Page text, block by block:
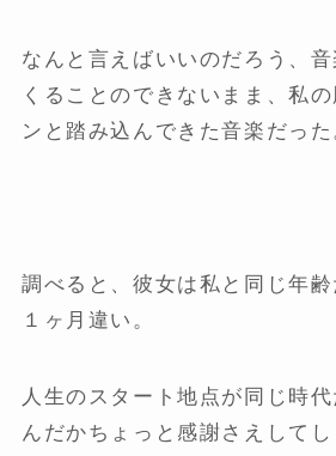
なんと言えばいいのだろう、音
くることのできないまま、私
ンと踏み込んできた音楽だった
調べると、彼女は私と同じ年
１ヶ月違い。
人生のスタート地点が同じ時
んだかちょっと感謝さえして